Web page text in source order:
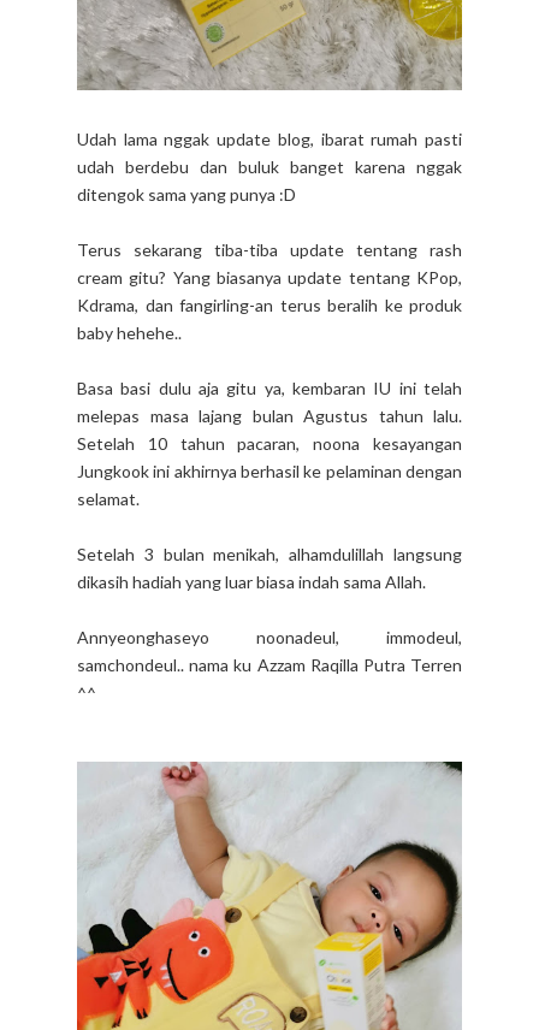
Udah lama nggak update blog, ibarat rumah pasti
udah berdebu dan buluk banget karena nggak
ditengok sama yang punya :D
Terus sekarang tiba-tiba update tentang rash
cream gitu? Yang biasanya update tentang KPop,
Kdrama, dan fangirling-an terus beralih ke produk
baby hehehe..
Basa basi dulu aja gitu ya, kembaran IU ini telah
melepas masa lajang bulan Agustus tahun lalu.
Setelah 10 tahun pacaran, noona kesayangan
Jungkook ini akhirnya berhasil ke pelaminan dengan
selamat.
Setelah 3 bulan menikah, alhamdulillah langsung
dikasih hadiah yang luar biasa indah sama Allah.
Annyeonghaseyo noonadeul, immodeul,
samchondeul.. nama ku Azzam Raqilla Putra Terren
^^